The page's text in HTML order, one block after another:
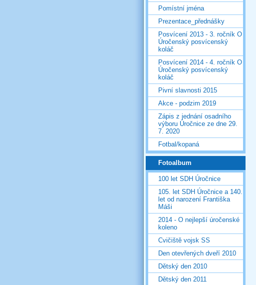
Pomístní jména
Prezentace_přednášky
Posvícení 2013 - 3. ročník O
Úročenský posvícenský
koláč
Posvícení 2014 - 4. ročník O
Úročenský posvícenský
koláč
Pivní slavnosti 2015
Akce - podzim 2019
Zápis z jednání osadního
výboru Úročnice ze dne 29.
7. 2020
Fotbal/kopaná
Fotoalbum
100 let SDH Úročnice
105. let SDH Úročnice a 140.
let od narození Františka
Máši
2014 - O nejlepší úročenské
koleno
Cvičiště vojsk SS
Den otevřených dveří 2010
Dětský den 2010
Dětský den 2011